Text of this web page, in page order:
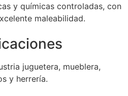
y químicas controladas, con
maleabilidad.
juguetera, mueblera,
y herrería.